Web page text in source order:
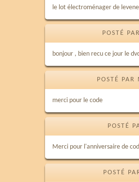
le lot électroménager de
POSTÉ
bonjour , bien recu ce jour le
POSTÉ
merci pour le code
POSTÉ
Merci pour l'anniversaire de
POSTÉ